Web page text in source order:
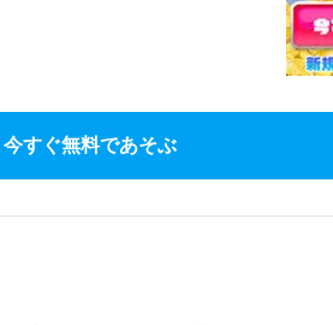
今すぐ無料であそぶ